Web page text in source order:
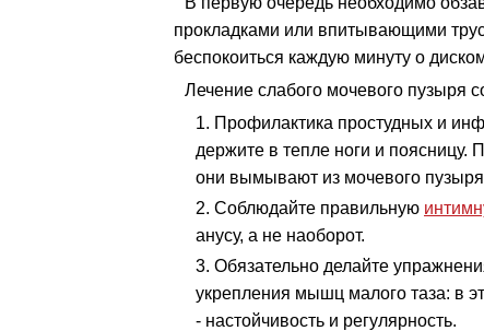
прокладками или впитывающими
беспокоиться каждую минуту о
Лечение слабого мочевого пузыря
Профилактика простудных и
держите в тепле ноги и поясницу.
они вымывают из мочевого
Соблюдайте правильную
анусу, а не наоборот.
Обязательно делайте
укрепления мышц малого таза: в
- настойчивость и регулярность.